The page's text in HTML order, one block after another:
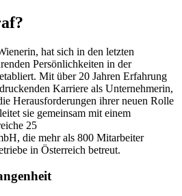
hat sich in den letzten
Persönlichkeiten in der
Mit über 20 Jahren Erfahrung
Karriere als Unternehmerin,
Herausforderungen ihrer neuen Rolle
sie gemeinsam mit einem
25
die mehr als 800 Mitarbeiter
in Österreich betreut.